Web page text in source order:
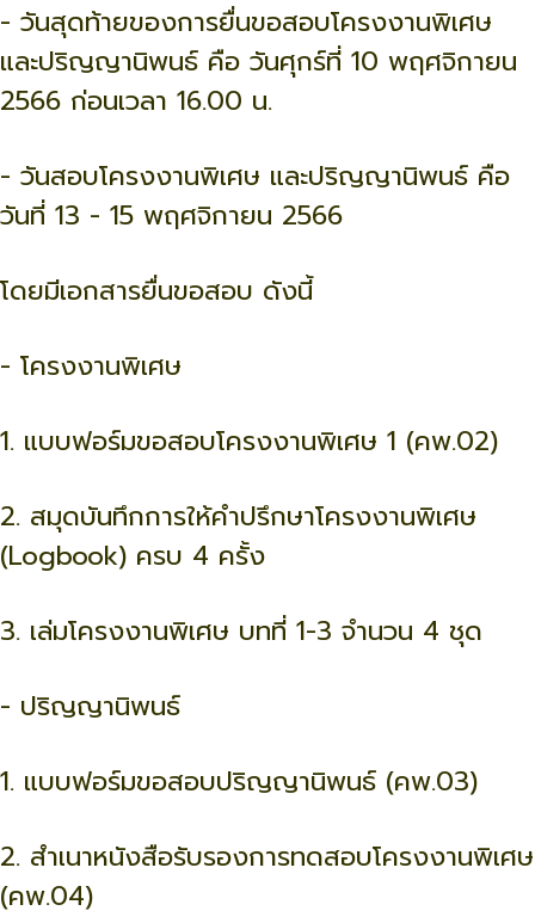
- วันสุดท้ายของการยื่นขอสอบโครงงานพิเศษ
และปริญญานิพนธ์ คือ วันศุกร์ที่ 10 พฤศจิกายน
2566 ก่อนเวลา 16.00 น.
- วันสอบโครงงานพิเศษ และปริญญานิพนธ์ คือ
วันที่ 13 - 15 พฤศจิกายน 2566
โดยมีเอกสารยื่นขอสอบ ดังนี้
- โครงงานพิเศษ
1. แบบฟอร์มขอสอบโครงงานพิเศษ 1 (คพ.02)
2. สมุดบันทึกการให้คำปรึกษาโครงงานพิเศษ
(Logbook) ครบ 4 ครั้ง
3. เล่มโครงงานพิเศษ บทที่ 1-3 จำนวน 4 ชุด
- ปริญญานิพนธ์
1. แบบฟอร์มขอสอบปริญญานิพนธ์ (คพ.03)
2. สำเนาหนังสือรับรองการทดสอบโครงงานพิเศษ
(คพ.04)